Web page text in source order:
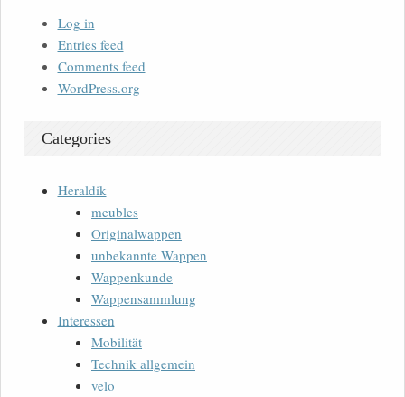
Log in
Entries feed
Comments feed
WordPress.org
Categories
Heraldik
meubles
Originalwappen
unbekannte Wappen
Wappenkunde
Wappensammlung
Interessen
Mobilität
Technik allgemein
velo